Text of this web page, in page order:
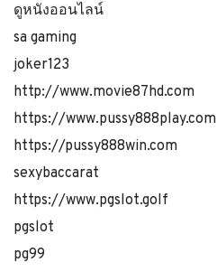
ดูหนังออนไลน์
sa gaming
joker123
http://www.movie87hd.com
https://www.pussy888play.com
https://pussy888win.com
sexybaccarat
https://www.pgslot.golf
pgslot
pg99